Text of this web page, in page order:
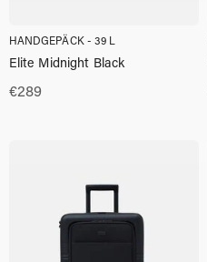
HANDGEPÄCK - 39 L
€289
Elite Midnight Black